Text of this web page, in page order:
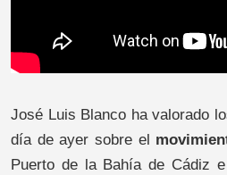
José Luis Blanco ha valorado
día de ayer sobre el
Puerto de la Bahía de Cádiz